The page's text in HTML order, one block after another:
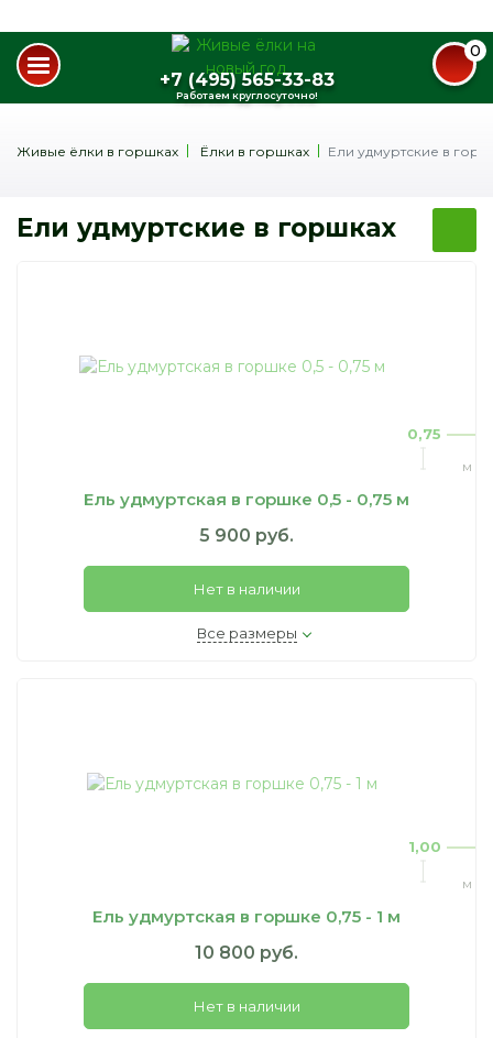
+7 (495) 565-33-83
Работаем круглосуточно!
0
Живые ёлки в горшках Ёлки в горшках Ели удмуртские в
Ели удмуртские в горшках
м
0,75
Ель удмуртская в горшке 0,5 - 0,75 м
5 900 руб.
Нет в наличии
Все размеры
м
1,00
Ель удмуртская в горшке 0,75 - 1 м
10 800 руб.
Нет в наличии